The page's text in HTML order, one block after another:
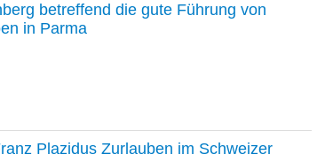
betreffend die gute Führung von
in Parma
Plazidus Zurlauben im Schweizer